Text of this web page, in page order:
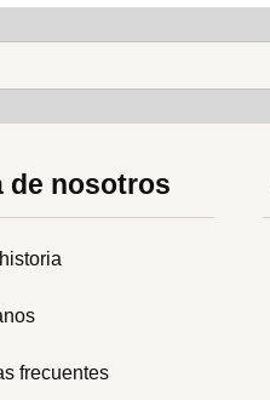
de nosotros
frecuentes